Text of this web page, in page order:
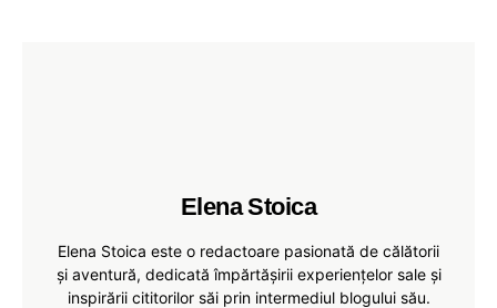
Elena Stoica
Elena Stoica este o redactoare pasionată de călătorii
și aventură, dedicată împărtășirii experiențelor sale și
inspirării cititorilor săi prin intermediul blogului său.